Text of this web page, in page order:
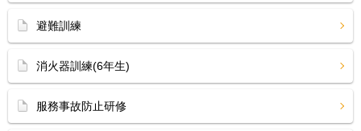
避難訓練
消火器訓練(6年生)
服務事故防止研修